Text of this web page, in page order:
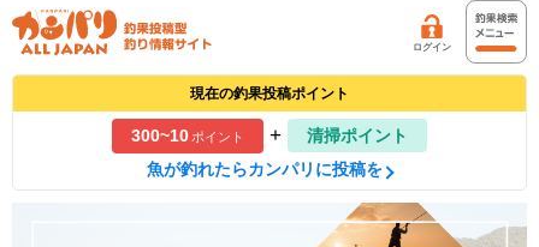
ログイン
現在の釣果投稿ポイント
300~10ポイント +
清掃ポイント
魚が釣れたらカンパリに投稿を